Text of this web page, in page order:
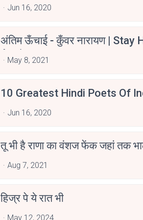
Jun 16, 2020
अंतिम ऊँचाई - कुँवर नारायण |
Aspirants
May 8, 2021
10 Greatest Hindi Poets Of
Jun 16, 2020
तू भी है राणा का वंशज फेंक जहां तक
Aug 7, 2021
हिज्र पे ये रात भी
May 12, 2024